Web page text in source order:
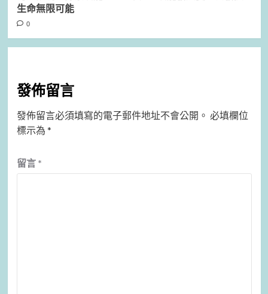
生命無限可能
0
發佈留言
發佈留言必須填寫的電子郵件地址不會公開。 必填欄位
標示為 *
留言 *